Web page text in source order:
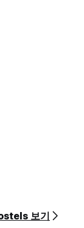
보기